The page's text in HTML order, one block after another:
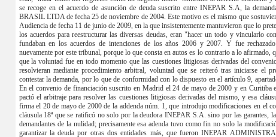
se recoge en el acuerdo de asunción de deuda suscrito entre INEPAR S.A, la
BRASIL LTDA de fecha 25 de noviembre de 2004. Este motivo es el mismo que
Audiencia de fecha 11 de junio de 2009, en la que insistentemente mantuvieron que lo
los acuerdos para reestructurar las diversas deudas, eran "hacer un todo y vincularlo
fundaban en los acuerdos de intenciones de los años 2006 y 2007. Y fue
nuevamente por este tribunal, porque lo que consta en autos es lo contrario a lo afirmado,
que la voluntad fue en todo momento que las cuestiones litigiosas derivadas del
resolvieran mediante procedimiento arbitral, voluntad que se reiteró tras iniciarse el
contestar la demanda, por lo que de conformidad con lo dispuesto en el artículo 9,
En el convenio de financiación suscrito en Madrid el 24 de mayo de 2000 y en Curitiba
pactó el arbitraje para resolver las cuestiones litigiosas derivadas del mismo, y esa
firma el 20 de mayo de 2000 de la addenda núm. 1, que introdujo modificaciones en el
cláusula 18ª que se ratificó no solo por la deudora INEPAR S.A. sino por las garantes,
demandantes de la nulidad; precisamente esa adenda tuvo como fin no solo la
garantizar la deuda por otras dos entidades más, que fueron INEPAR